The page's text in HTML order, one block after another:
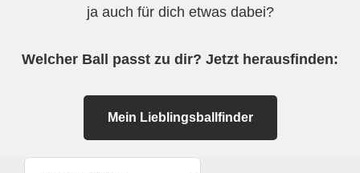
ja auch für dich etwas dabei?
Welcher Ball passt zu dir? Jetzt herausfinden:
Mein Lieblingsballfinder